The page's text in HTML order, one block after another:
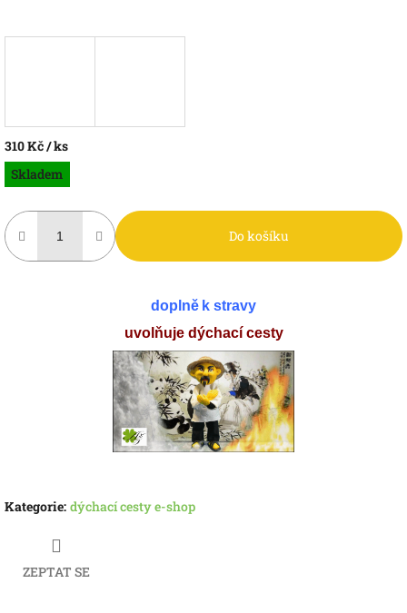
310 Kč/ ks
Měrná
cena:
Skladem
Do košíku
doplně k stravy
uvolňuje dýchací cesty
Kategorie: dýchací cesty e-shop
ZEPTAT SE